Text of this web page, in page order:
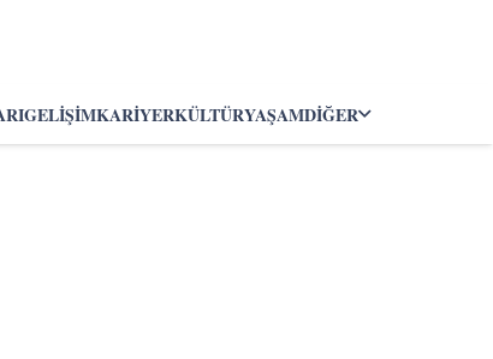
GELIŞIMKARIYERKÜLTÜRYAŞAMDIĞER